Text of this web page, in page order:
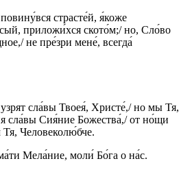
страсте́й, я́коже
сый, приложи́хся ското́м;/ но, Сло́во
не пре́зри мене́, всегда́
сла́вы Твоея́, Христе́,/ но мы Тя,
сла́вы Сия́ние Божества́,/ от но́щи
Человеколю́бче.
Мела́ние, моли́ Бо́га о на́с.